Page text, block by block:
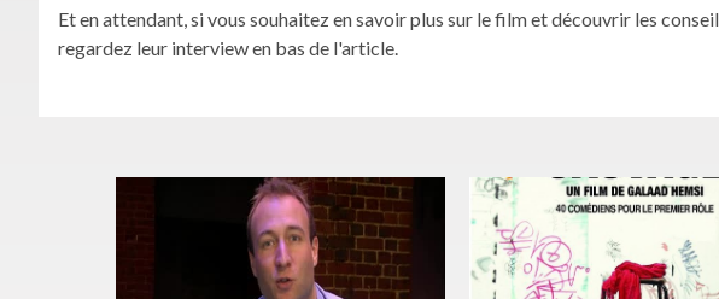
Et en attendant, si vous souhaitez en savoir plus sur le film et découvrir les
regardez leur interview en bas de l'article.